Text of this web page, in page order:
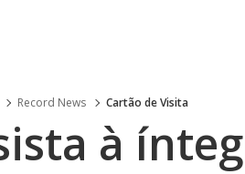
Record News Cartão de Visita
à